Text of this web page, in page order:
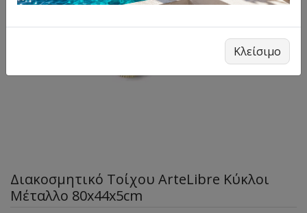
Διακοσμητικό Τοίχου ArteLibre Κύκλοι
Μέταλλο 80x44x5cm
Κλείσιμο